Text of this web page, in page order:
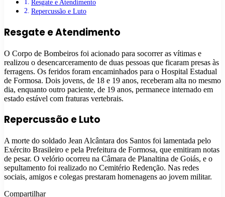
Resgate e Atendimento
Repercussão e Luto
Resgate e Atendimento
O Corpo de Bombeiros foi acionado para socorrer as vítimas e
realizou o desencarceramento de duas pessoas que ficaram presas às
ferragens. Os feridos foram encaminhados para o Hospital Estadual
de Formosa. Dois jovens, de 18 e 19 anos, receberam alta no mesmo
dia, enquanto outro paciente, de 19 anos, permanece internado em
estado estável com fraturas vertebrais.
Repercussão e Luto
A morte do soldado Jean Alcântara dos Santos foi lamentada pelo
Exército Brasileiro e pela Prefeitura de Formosa, que emitiram notas
de pesar. O velório ocorreu na Câmara de Planaltina de Goiás, e o
sepultamento foi realizado no Cemitério Redenção. Nas redes
sociais, amigos e colegas prestaram homenagens ao jovem militar.
Compartilhar